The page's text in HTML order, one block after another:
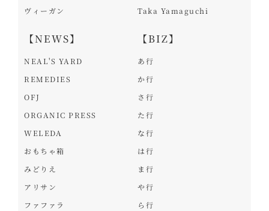
ヴィーガン
【NEWS】
NEAL'S YARD
REMEDIES
OFJ
ORGANIC PRESS
WELEDA
おもちゃ箱
みどりえ
アリサン
ファファラ
Taka Yamaguchi
【BIZ】
あ行
か行
さ行
た行
な行
は行
ま行
や行
ら行